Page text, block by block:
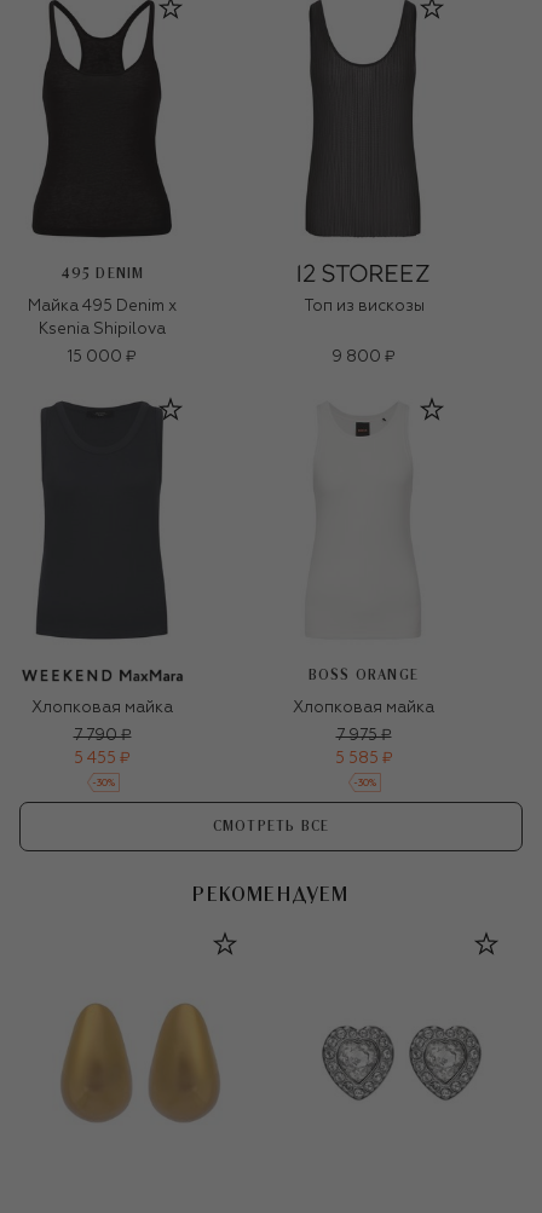
495 DENIM
Майка 495 Denim x
Ksenia Shipilova
15 000 ₽
Топ из вискозы
9 800 ₽
Хлопковая майка
7 790 ₽
5 455 ₽
-30%
BOSS ORANGE
Хлопковая майка
7 975 ₽
5 585 ₽
-30%
СМОТРЕТЬ ВСЕ
РЕКОМЕНДУЕМ